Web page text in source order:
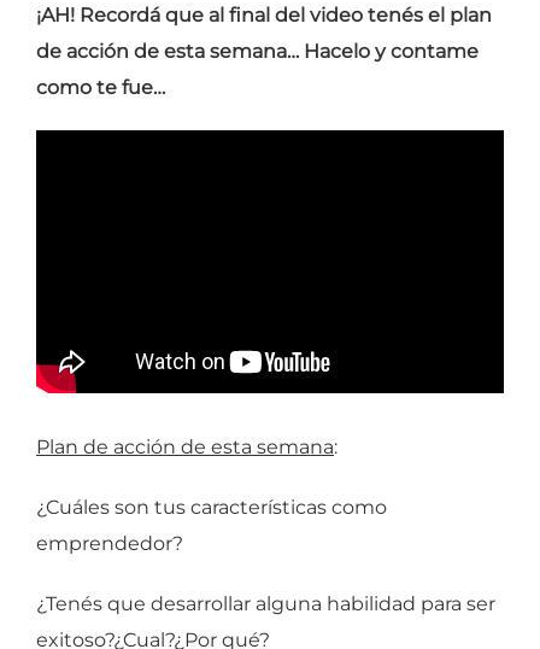
¡AH! Recordá que al final del video tenés el plan
de acción de esta semana… Hacelo y contame
como te fue…
Plan de acción de esta semana:
¿Cuáles son tus características como
emprendedor?
¿Tenés que desarrollar alguna habilidad para ser
exitoso?¿Cual?¿Por qué?